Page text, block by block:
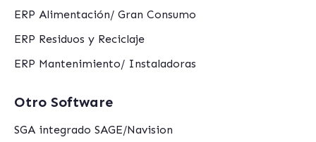
ERP Alimentación/ Gran Consumo
ERP Residuos y Reciclaje
ERP Mantenimiento/ Instaladoras
Otro Software
SGA integrado SAGE/Navision